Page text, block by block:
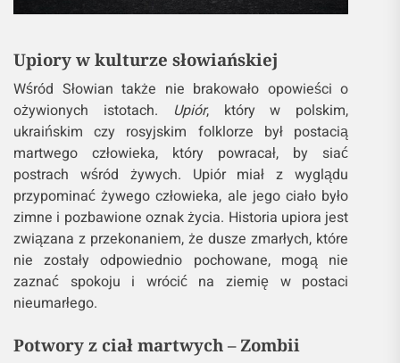
Upiory w kulturze słowiańskiej
Wśród Słowian także nie brakowało opowieści o
ożywionych istotach. Upiór, który w polskim,
ukraińskim czy rosyjskim folklorze był postacią
martwego człowieka, który powracał, by siać
postrach wśród żywych. Upiór miał z wyglądu
przypominać żywego człowieka, ale jego ciało było
zimne i pozbawione oznak życia. Historia upiora jest
związana z przekonaniem, że dusze zmarłych, które
nie zostały odpowiednio pochowane, mogą nie
zaznać spokoju i wrócić na ziemię w postaci
nieumarłego.
Potwory z ciał martwych – Zombii